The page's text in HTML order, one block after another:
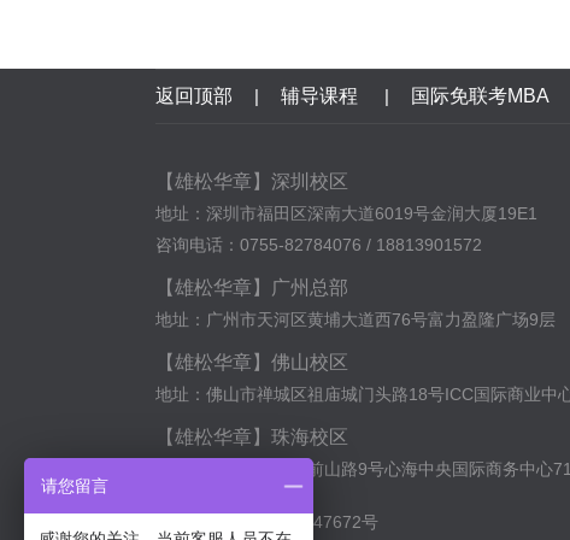
返回顶部 | 辅导课程 | 国际免联考MBA
【雄松华章】深圳校区
地址：深圳市福田区深南大道6019号金润大厦19E1
咨询电话：0755-82784076 / 18813901572
【雄松华章】广州总部
地址：广州市天河区黄埔大道西76号富力盈隆广场9层
【雄松华章】佛山校区
地址：佛山市禅城区祖庙城门头路18号ICC国际商业中
【雄松华章】珠海校区
地址：珠海市香洲区前山路9号心海中央国际商务中心
粤ICP备12047672号
请您留言